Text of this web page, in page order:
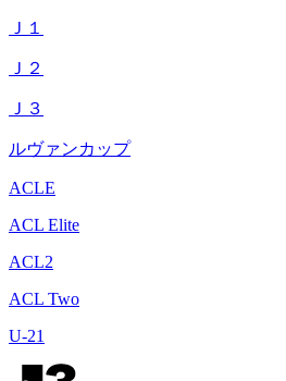
Ｊ１
Ｊ２
Ｊ３
ルヴァンカップ
ACLE
ACL Elite
ACL2
ACL Two
U-21